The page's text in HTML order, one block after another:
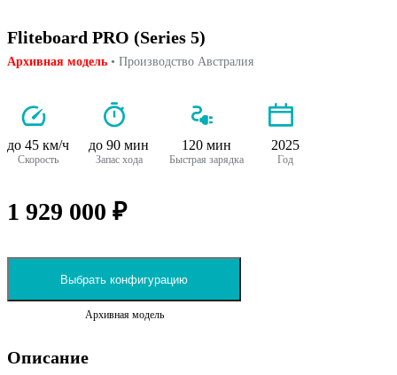
Fliteboard PRO (Series 5)
Архивная модель • Производство Австралия
Скорость
до 45 км/ч
Запас хода
до 90 мин
Быстрая зарядка
120 мин
Год
2025
1 929 000 ₽
Выбрать конфигурацию
Архивная модель
Описание